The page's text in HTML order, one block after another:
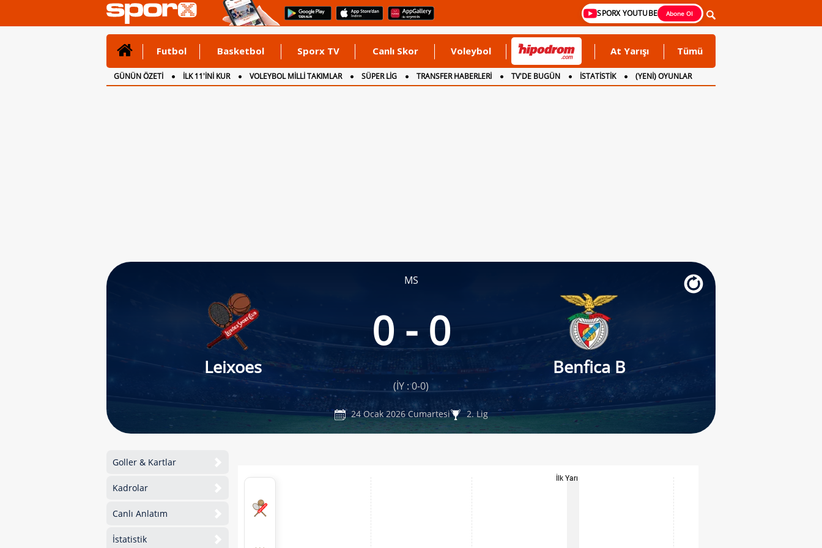
SPORX YOUTUBE Abone Ol
Futbol Basketbol Sporx TV Canlı Skor Voleybol At Yarışı Tümü
GÜNÜN ÖZETİ İLK 11'İNİ KUR VOLEYBOL MİLLİ TAKIMLAR SÜPER LİG TRANSFER HABERLERİ TV'DE BUGÜN İSTATİSTİK
(YENİ) OYUNLAR
CANLI ANLATIM
İNGİLTERE
MS
Leixoes
0 - 0
Benfica B
(İY : 0-0)
24 Ocak 2026 Cumartesi 2. Lig
Goller & Kartlar
Kadrolar
Canlı Anlatım
İstatistik
İlk Yarı